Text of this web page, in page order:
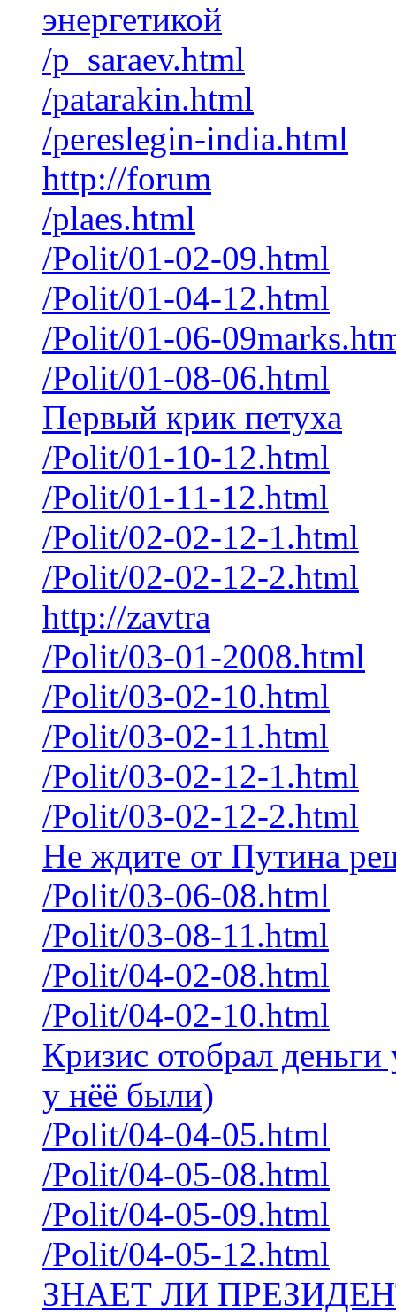
энергетикой
/p_saraev.html
/patarakin.html
/pereslegin-india.html
http://forum
/plaes.html
/Polit/01-02-09.html
/Polit/01-04-12.html
/Polit/01-06-
/Polit/01-08-06.html
Первый крик петуха
/Polit/01-10-12.html
/Polit/01-11-12.html
/Polit/02-02-12-1.html
/Polit/02-02-12-2.html
http://zavtra
/Polit/03-01-2008.html
/Polit/03-02-10.html
/Polit/03-02-11.html
/Polit/03-02-12-1.html
/Polit/03-02-12-2.html
Не ждите от Путина
/Polit/03-06-08.html
/Polit/03-08-11.html
/Polit/04-02-08.html
/Polit/04-02-10.html
Кризис отобрал
у нёё были)
/Polit/04-04-05.html
/Polit/04-05-08.html
/Polit/04-05-09.html
/Polit/04-05-12.html
ЗНАЕТ ЛИ